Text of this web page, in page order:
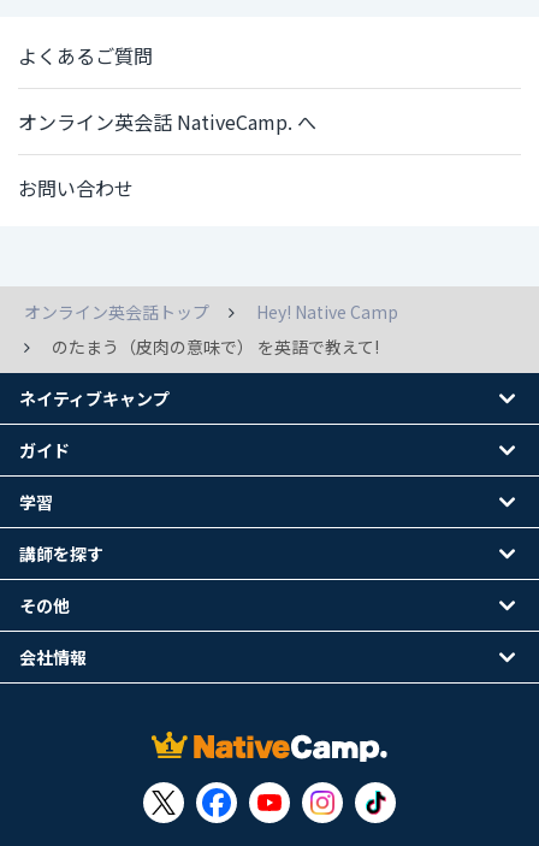
よくあるご質問
オンライン英会話 NativeCamp. へ
お問い合わせ
オンライン英会話トップ
Hey! Native Camp
のたまう（皮肉の意味で） を英語で教えて!
ネイティブキャンプ
ガイド
学習
講師を探す
その他
会社情報